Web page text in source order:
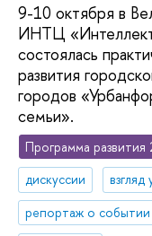
9-10 октября в
ИНТЦ
состоялась
развития
городов
семьи».
Программа развития
дискуссии
взгляд
репортаж о событии